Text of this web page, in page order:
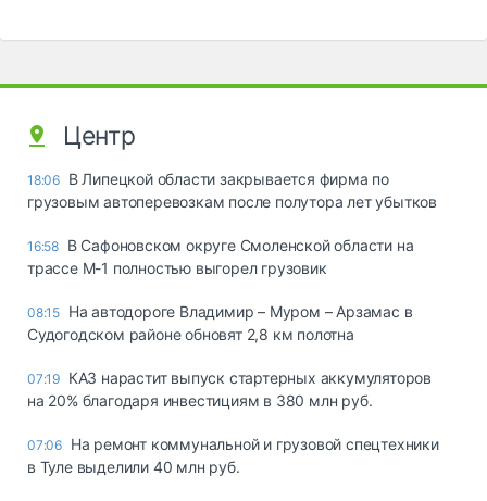
Центр
18:06 В Липецкой области закрывается фирма по
грузовым автоперевозкам после полутора лет убытков
16:58 В Сафоновском округе Смоленской области на
трассе М-1 полностью выгорел грузовик
08:15 На автодороге Владимир – Муром – Арзамас в
Судогодском районе обновят 2,8 км полотна
07:19 КАЗ нарастит выпуск стартерных аккумуляторов
на 20% благодаря инвестициям в 380 млн руб.
07:06 На ремонт коммунальной и грузовой спецтехники
в Туле выделили 40 млн руб.